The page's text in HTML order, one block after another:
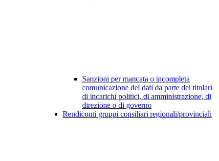
Sanzioni per mancata o incompleta
comunicazione dei dati da parte dei titolari
di incarichi politici, di amministrazione, di
direzione o di governo
Rendiconti gruppi consiliari regionali/provinciali